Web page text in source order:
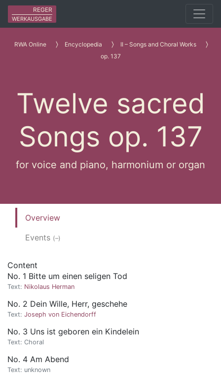
REGER
WERKAUSGABE
RWA Online Encyclopedia
II – Songs and Choral Works
op. 137
Twelve sacred
Songs op. 137
for voice and piano, harmonium or organ
Overview
Events (–)
Content
No. 1 Bitte um einen seligen Tod
Text: Nikolaus Herman
No. 2 Dein Wille, Herr, geschehe
Text: Joseph von Eichendorff
No. 3 Uns ist geboren ein Kindelein
Text: Choral
No. 4 Am Abend
Text: unknown